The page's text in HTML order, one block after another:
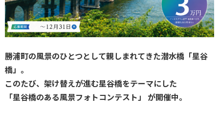
勝浦町の風景のひとつとして親しまれてきた潜水橋「星谷
橋」。
このたび、架け替えが進む星谷橋をテーマにした
「星谷橋のある風景フォトコンテスト」 が開催中。